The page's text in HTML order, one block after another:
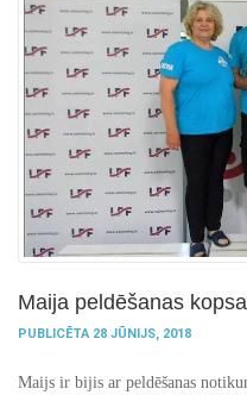
Maija peldēšanas
PUBLICĒTA 28 JŪNIJS, 2018
Maijs ir bijis ar peldēšanas